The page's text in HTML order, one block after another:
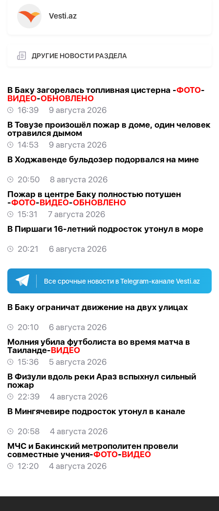
Vesti.az
ДРУГИЕ НОВОСТИ РАЗДЕЛА
В Баку загорелась топливная цистерна -ФОТО-
ВИДЕО-ОБНОВЛЕНО
16:39
9 августа 2026
В Товузе произошёл пожар в доме, один человек
отравился дымом
14:53
9 августа 2026
В Ходжавенде бульдозер подорвался на мине
20:50
8 августа 2026
Пожар в центре Баку полностью потушен
-ФОТО-ВИДЕО-ОБНОВЛЕНО
15:31
7 августа 2026
В Пиршаги 16-летний подросток утонул в море
20:21 6 августа 2026
Все срочные новости в Telegram-канале Vesti.az
В Баку ограничат движение на двух улицах
20:10
6 августа 2026
Молния убила футболиста во время матча в
Таиланде-ВИДЕО
15:36
5 августа 2026
В Физули вдоль реки Араз вспыхнул сильный
пожар
22:39
4 августа 2026
В Мингячевире подросток утонул в канале
20:58
4 августа 2026
МЧС и Бакинский метрополитен провели
совместные учения-ФОТО-ВИДЕО
12:20
4 августа 2026